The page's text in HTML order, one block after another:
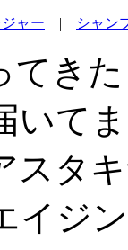
ャー | シャン
てき
いて
スタ
イジ